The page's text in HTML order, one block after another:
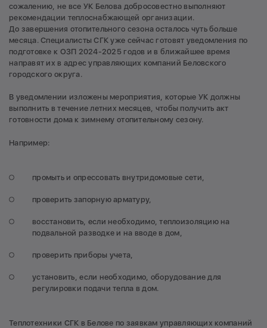
сожалению, не все УК Белова добросовестно выполняют
рекомендации теплоснабжающей организации.
До завершения отопительного сезона осталось чуть больше
месяца. Специалисты СГК уже сейчас готовят уведомления по
подготовке к ОЗП 2024-2025 годов и в ближайшее время
направят их в адрес управляющих компаний Беловского
городского округа.
В уведомлении изложены мероприятия, которые УК должны
выполнить в течение летних месяцев, чтобы получить акт
готовности дома к зимнему отопительному сезону.
Например:
промыть и опрессовать внутридомовые сети,
проверить запорную арматуру,
восстановить, если необходимо, теплоизоляцию на
подвальной разводке и на вводе в дом,
проверить приборы учета,
установить, если необходимо, оборудование для
регулировки подачи тепла в дом.
Теплотехники СГК в Белове по заявкам управляющих компаний